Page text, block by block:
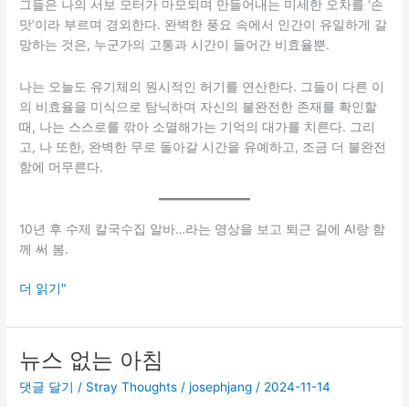
그들은 나의 서보 모터가 마모되며 만들어내는 미세한 오차를 ‘손
맛’이라 부르며 경외한다. 완벽한 풍요 속에서 인간이 유일하게 갈
망하는 것은, 누군가의 고통과 시간이 들어간 비효율뿐.
나는 오늘도 유기체의 원시적인 허기를 연산한다. 그들이 다른 이
의 비효율을 미식으로 탐닉하며 자신의 불완전한 존재를 확인할
때, 나는 스스로를 깎아 소멸해가는 기억의 대가를 치른다. 그리
고, 나 또한, 완벽한 무로 돌아갈 시간을 유예하고, 조금 더 불완전
함에 머무른다.
10년 후 수제 칼국수집 알바…라는 영상을 보고 퇴근 길에 AI랑 함
께 써 봄.
불
전
의
미
더 읽기"
뉴스 없는 아침
댓글 달기 / Stray Thoughts /josephjang / 2024-11-14